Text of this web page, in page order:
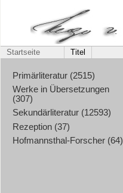
Startseite Titel
Primärliteratur (2515)
Werke in Übersetzungen
(307)
Sekundärliteratur (12593)
Rezeption (37)
Hofmannsthal-Forscher (64)